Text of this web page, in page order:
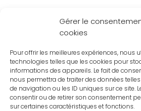
Gérer le
cookies
Pour offrir les meilleures expériences, nous
technologies telles que les cookies pour
informations des appareils. Le fait de
nous permettra de traiter des données
de navigation ou les ID uniques sur ce site.
consentir ou de retirer son consentement
sur certaines caractéristiques et fonctions.